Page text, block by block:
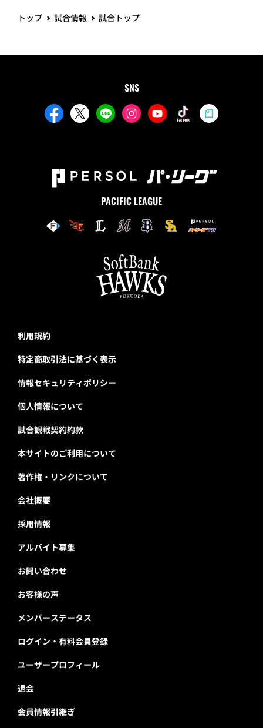
トップ 試合情報 試合トップ
SNS
PACIFIC LEAGUE
利用規約
特定商取引法に基づく表示
情報セキュリティポリシー
個人情報について
試合観戦契約約款
本サイトのご利用について
著作権・リンクについて
会社概要
採用情報
アルバイト募集
お問い合わせ
お客様の声
メンバーステータス
ログイン・有料会員登録
ユーザープロフィール
退会
会員情報引継ぎ